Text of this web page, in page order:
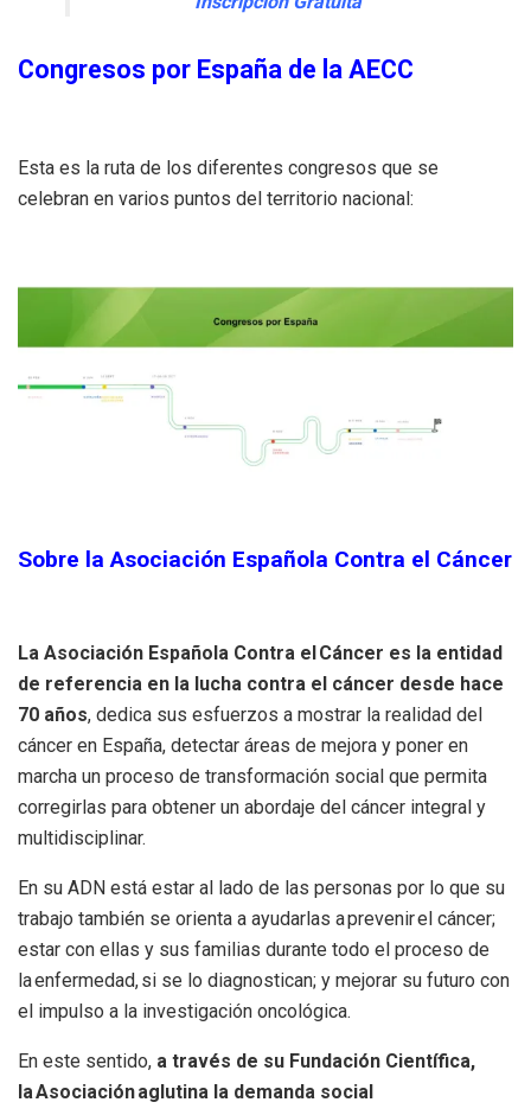
Congresos por España de la AECC
Esta es la ruta de los diferentes congresos que se
celebran en varios puntos del territorio nacional:
Sobre la Asociación Española Contra el Cáncer
La Asociación Española Contra el Cáncer es la entidad
de referencia en la lucha contra el cáncer desde hace
70 años, dedica sus esfuerzos a mostrar la realidad del
cáncer en España, detectar áreas de mejora y poner en
marcha un proceso de transformación social que permita
corregirlas para obtener un abordaje del cáncer integral y
multidisciplinar.
En su ADN está estar al lado de las personas por lo que su
trabajo también se orienta a ayudarlas a prevenir el cáncer;
estar con ellas y sus familias durante todo el proceso de
la enfermedad, si se lo diagnostican; y mejorar su futuro con
el impulso a la investigación oncológica.
En este sentido, a través de su Fundación Científica,
la Asociación aglutina la demanda social